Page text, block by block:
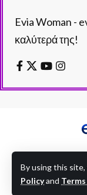
By using this
Policyand
Evia Woman -
καλύτερά της!